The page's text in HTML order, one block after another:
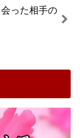
った相手の